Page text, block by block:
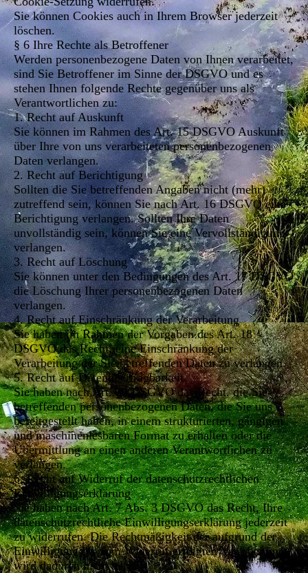
Sie können Cookies auch in Ihrem Browser jederzeit
löschen.
§ 6 Ihre Rechte als Betroffener
Werden personenbezogene Daten von Ihnen verarbeitet,
sind Sie Betroffener im Sinne der DSGVO und es
stehen Ihnen folgende Rechte gegenüber uns als
Verantwortlichen zu:
1. Recht auf Auskunft
Sie können im Rahmen des Art. 15 DSGVO Auskunft
über Ihre von uns verarbeiteten personenbezogenen
Daten verlangen.
2. Recht auf Berichtigung
Sollten die Sie betreffenden Angaben nicht (mehr)
zutreffend sein, können Sie nach Art. 16 DSGVO eine
Berichtigung verlangen. Sollten Ihre Daten
unvollständig sein, können Sie eine Vervollständigung
verlangen.
3. Recht auf Löschung
Sie können unter den Bedingungen des Art. 17 DSGVO
die Löschung Ihrer personenbezogenen Daten
verlangen.
4. Recht auf Einschränkung der Verarbeitung
Sie haben im Rahmen der Vorgaben des Art. 18
DSGVO das Recht, eine Einschränkung der
Verarbeitung der Sie betreffenden Daten zu verlangen.
5. Recht auf Datenübertragbarkeit
Sie haben nach Art. 20 DSGVO das Recht, die Sie
betreffenden personenbezogenen Daten, die Sie uns
bereitgestellt haben, in einem strukturierten, gängigen
und maschinenlesbaren Format zu erhalten oder die
Übermittlung an einen anderen Verantwortlichen zu
verlangen.
6. Recht auf Widerruf der datenschutzrechtlichen
Einwilligungserklärung
Sie haben nach Art. 7 Abs. 3 DSGVO das Recht, Ihre
datenschutzrechtliche Einwilligungserklärung jederzeit
zu widerrufen. Die Rechtmäßigkeit der aufgrund der
Einwilligung bis zum Widerruf erfolgten Verarbeitung
wird dadurch nicht berührt.